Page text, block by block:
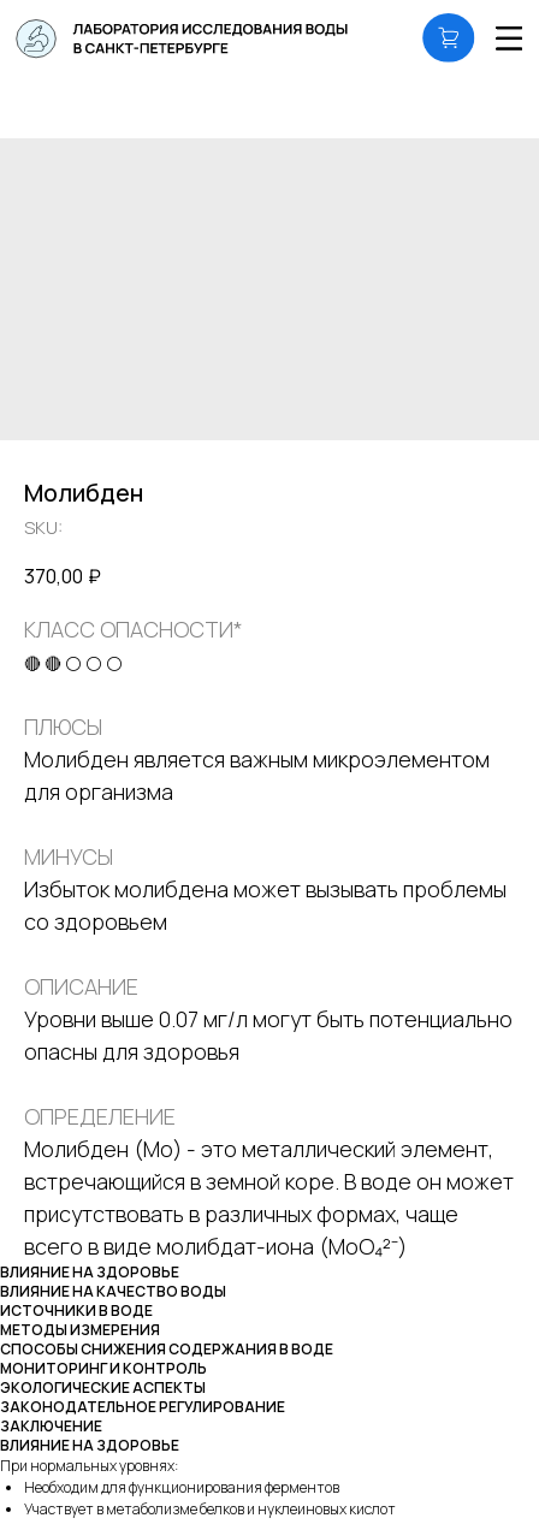
Молибден
SKU:
370,00 ₽
КЛАСС ОПАСНОСТИ*
🔴 🔴 ⚪ ⚪ ⚪
ПЛЮСЫ
Молибден является важным микроэлементом
для организма
МИНУСЫ
Избыток молибдена может вызывать проблемы
со здоровьем
ОПИСАНИЕ
Уровни выше 0.07 мг/л могут быть потенциально
опасны для здоровья
ОПРЕДЕЛЕНИЕ
Молибден (Mo) - это металлический элемент,
встречающийся в земной коре. В воде он может
присутствовать в различных формах, чаще
всего в виде молибдат-иона (MoO₄²⁻)
ВЛИЯНИЕ НА ЗДОРОВЬЕ
ВЛИЯНИЕ НА КАЧЕСТВО ВОДЫ
ИСТОЧНИКИ В ВОДЕ
МЕТОДЫ ИЗМЕРЕНИЯ
СПОСОБЫ СНИЖЕНИЯ СОДЕРЖАНИЯ В ВОДЕ
МОНИТОРИНГ И КОНТРОЛЬ
ЭКОЛОГИЧЕСКИЕ АСПЕКТЫ
ЗАКОНОДАТЕЛЬНОЕ РЕГУЛИРОВАНИЕ
ЗАКЛЮЧЕНИЕ
ВЛИЯНИЕ НА ЗДОРОВЬЕ
При нормальных уровнях:
Необходим для функционирования ферментов
Участвует в метаболизме белков и нуклеиновых кислот